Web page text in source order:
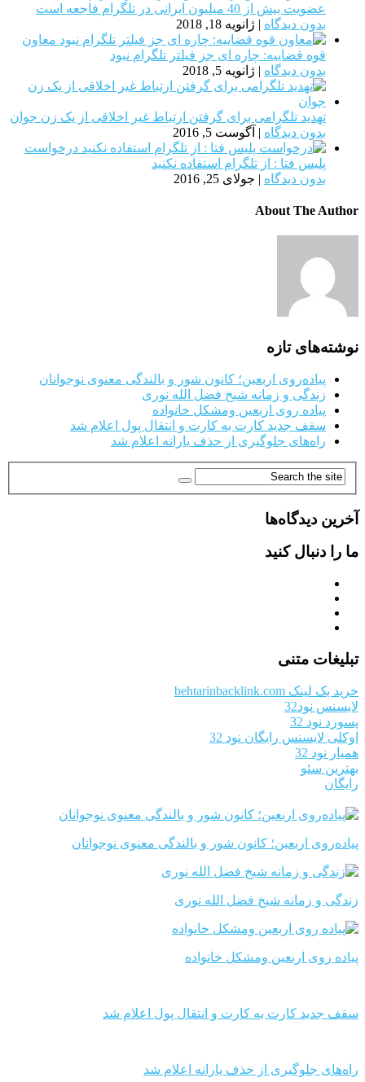
عضویت بیش از 40 میلیون ایرانی در تلگرام فاجعه است
بدون دیدگاه | ژانویه 18, 2018
معاون
قوه قضاییه: چاره ای جز فیلتر تلگرام نبود
بدون دیدگاه | ژانویه 5, 2018
تهدید تلگرامی برای گرفتن ارتباط غیر اخلاقی از یک زن جوان
بدون دیدگاه | آگوست 5, 2016
درخواست
پلیس فتا : از تلگرام استفاده نکنید
بدون دیدگاه | جولای 25, 2016
About The Author
نوشته‌های تازه
پیاده‌روی اربعین؛ کانون شور و بالندگی معنوی نوجوانان
زندگی و زمانه شیخ فضل الله نوری
پیاده روی اربعین ومشکل خانواده
سقف جدید کارت به کارت و انتقال پول اعلام شد
راه‌های جلوگیری از حذف یارانه اعلام شد
آخرین دیدگاه‌ها
ما را دنبال کنید
تبلیغات متنی
خرید بک لینک behtarinbacklink.com
لایسنس نود32
پسورد نود 32
اوکلی لایسنس رایگان نود 32
همیار نود 32
بهترین سئو
رایگان
پیاده‌روی اربعین؛ کانون شور و بالندگی معنوی نوجوانان
زندگی و زمانه شیخ فضل الله نوری
پیاده روی اربعین ومشکل خانواده
سقف جدید کارت به کارت و انتقال پول اعلام شد
راه‌های جلوگیری از حذف یارانه اعلام شد